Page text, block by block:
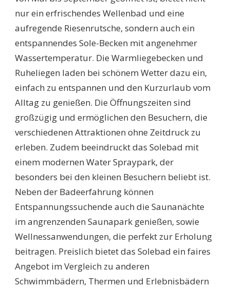
nur ein erfrischendes Wellenbad und eine
aufregende Riesenrutsche, sondern auch ein
entspannendes Sole-Becken mit angenehmer
Wassertemperatur. Die Warmliegebecken und
Ruheliegen laden bei schönem Wetter dazu ein,
einfach zu entspannen und den Kurzurlaub vom
Alltag zu genießen. Die Öffnungszeiten sind
großzügig und ermöglichen den Besuchern, die
verschiedenen Attraktionen ohne Zeitdruck zu
erleben. Zudem beeindruckt das Solebad mit
einem modernen Water Spraypark, der
besonders bei den kleinen Besuchern beliebt ist.
Neben der Badeerfahrung können
Entspannungssuchende auch die Saunanächte
im angrenzenden Saunapark genießen, sowie
Wellnessanwendungen, die perfekt zur Erholung
beitragen. Preislich bietet das Solebad ein faires
Angebot im Vergleich zu anderen
Schwimmbädern, Thermen und Erlebnisbädern